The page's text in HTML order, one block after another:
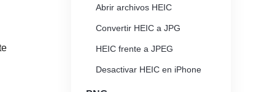
Abrir archivos HEIC
Convertir HEIC a JPG
HEIC frente a JPEG
Desactivar HEIC en iPhone